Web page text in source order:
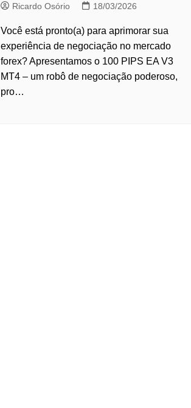
Ricardo Osório 18/03/2026
Você está pronto(a) para aprimorar sua
experiência de negociação no mercado
forex? Apresentamos o 100 PIPS EA V3
MT4 – um robô de negociação poderoso,
pro…